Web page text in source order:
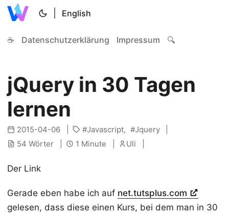
English
☕ Datenschutzerklärung Impressum 🔍
jQuery in 30 Tagen
lernen
2015-04-06 Javascript
Jquery
54 Wörter
1 Minute Uli
Der Link
Gerade eben habe ich auf net.tutsplus.com
gelesen, dass diese einen Kurs, bei dem man in 30